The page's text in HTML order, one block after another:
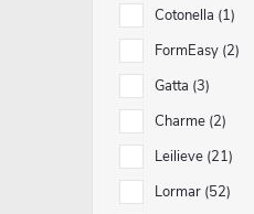
Cotonella 1
FormEasy 2
Gatta 3
Charme 2
Leilieve 21
Lormar 52